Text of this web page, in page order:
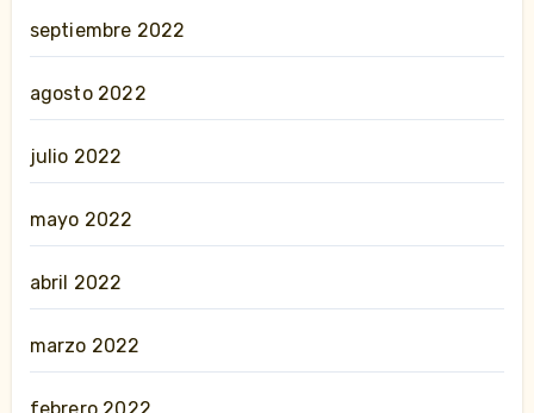
septiembre 2022
agosto 2022
julio 2022
mayo 2022
abril 2022
marzo 2022